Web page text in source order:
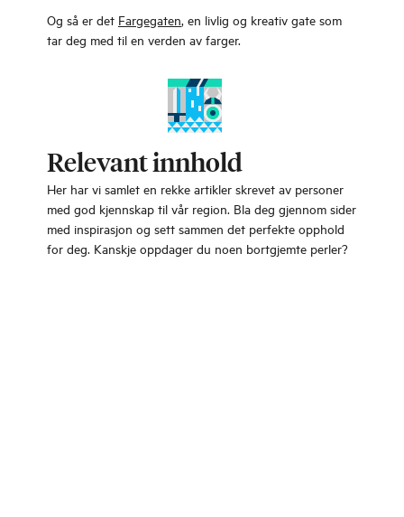
Og så er det Fargegaten, en livlig og kreativ gate som
tar deg med til en verden av farger.
Relevant innhold
Her har vi samlet en rekke artikler skrevet av personer
med god kjennskap til vår region. Bla deg gjennom sider
med inspirasjon og sett sammen det perfekte opphold
for deg. Kanskje oppdager du noen bortgjemte perler?